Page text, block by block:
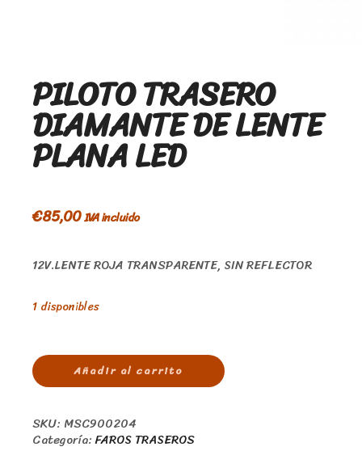
PILOTO TRASERO
DIAMANTE DE LENTE
PLANA LED
€85,00IVA incluido
12V.LENTE ROJA TRANSPARENTE, SIN REFLECTOR
1 disponibles
Añadir al carrito
SKU: MSC900204
Categoría:FAROS TRASEROS